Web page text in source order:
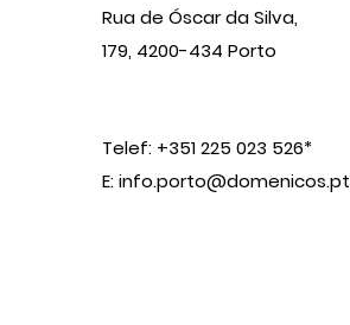
Rua de Óscar da Silva,
179, 4200-434 Porto
Telef: +351 225 023 526*
E:info.porto@domenicos.pt